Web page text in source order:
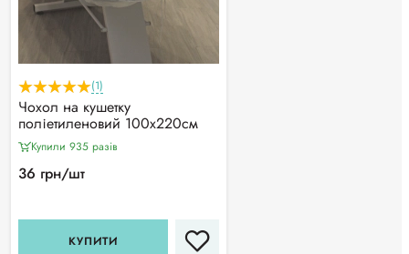
(1)
Чохол на кушетку
поліетиленовий 100х220см
Купили 935 разiв
36 грн/шт
КУПИТИ